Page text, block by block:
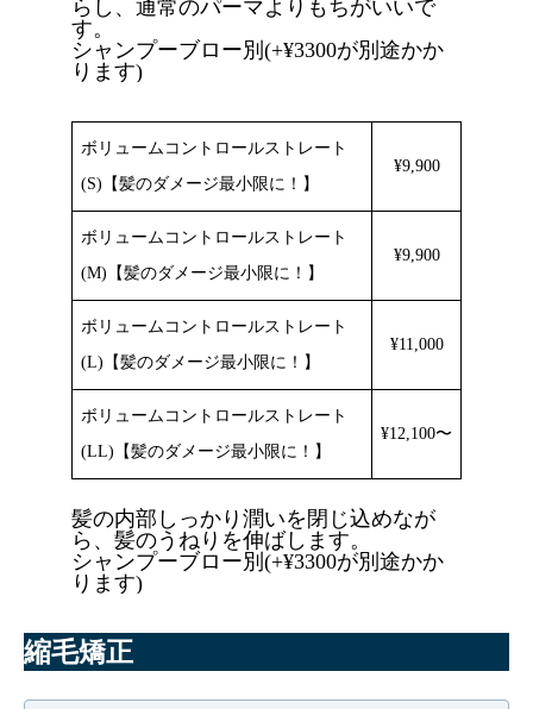
らし、通常のパーマよりもちがいいで
す。
シャンプーブロー別(+¥3300が別途かか
ります)
ボリュームコントロールストレート
(S)【髪のダメージ最小限に！】
¥9,900
ボリュームコントロールストレート
(M)【髪のダメージ最小限に！】
¥9,900
ボリュームコントロールストレート
(L)【髪のダメージ最小限に！】
¥11,000
ボリュームコントロールストレート
(LL)【髪のダメージ最小限に！】
¥12,100〜
髪の内部しっかり潤いを閉じ込めなが
ら、髪のうねりを伸ばします。
シャンプーブロー別(+¥3300が別途かか
ります)
縮毛矯正